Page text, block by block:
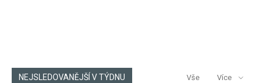
NEJSLEDOVANĚJŠÍ V TÝDNU Vše Více